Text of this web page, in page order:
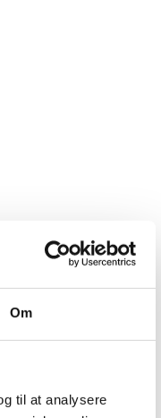
Om
til at analysere